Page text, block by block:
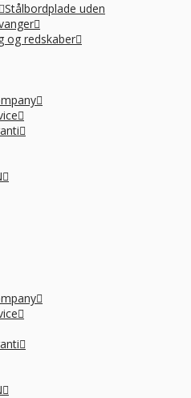
Stålbordplade uden
og redskaber